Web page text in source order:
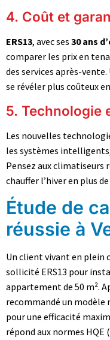
4. Coût et
ERS13, avec ses 30 ans
comparer les prix en
des services après-
se révéler plus coûteux
5. Technologie
Les nouvelles
les systèmes
Pensez aux climatiseurs
chauffer l’hiver en plus
Étude de
réussie à
Un client vivant en plein
sollicité ERS13 pour
appartement de 50 m².
recommandé un modèle
pour une efficacité
répond aux normes